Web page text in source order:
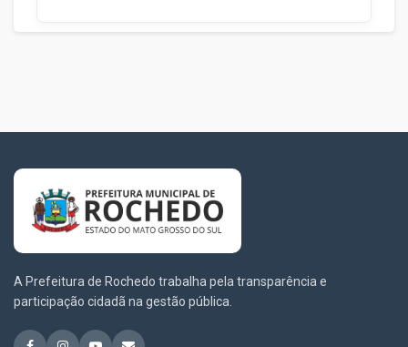
A Prefeitura de Rochedo trabalha pela transparência e
participação cidadã na gestão pública.